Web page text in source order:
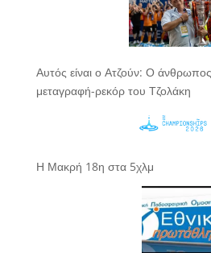
Αυτός είναι ο Ατζούν: Ο
μεταγραφή-ρεκόρ του Τζολάκη
Η Μακρή 18η στα 5χλμ